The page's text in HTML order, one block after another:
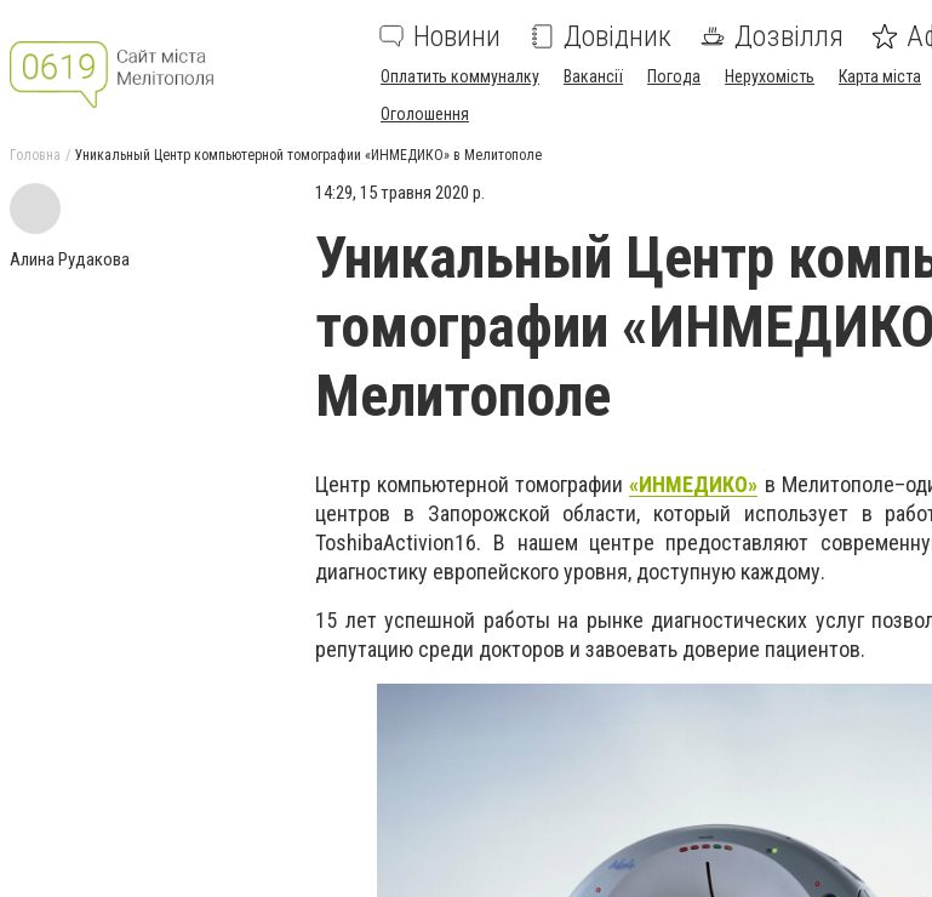
Новини Довідник Дозвілля
Оплатить коммуналку Вакансії Погода Нерухомість Карта міста
Оголошення
Головна Уникальный Центр компьютерной томографии «ИНМЕДИКО» в Мелитополе
Алина Рудакова
14:29, 15 травня 2020 р.
Уникальный Центр
томографии
Мелитополе
Центр компьютерной томографии«ИНМЕДИКО» в
центров в Запорожской области, который использует в
ToshibaАctivion16. В нашем центре предоставляют
диагностику европейского уровня, доступную каждому.
15 лет успешной работы на рынке диагностических услуг
репутацию среди докторов и завоевать доверие пациентов.